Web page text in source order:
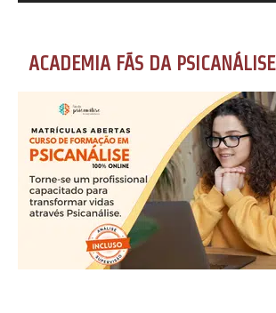
ACADEMIA FÃS DA PSICANÁLISE